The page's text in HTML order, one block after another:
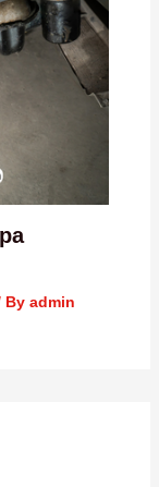
By admin